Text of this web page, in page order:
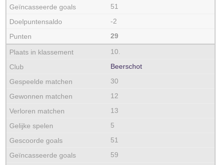
51
-2
29
10.
Beerschot
30
12
13
5
51
59